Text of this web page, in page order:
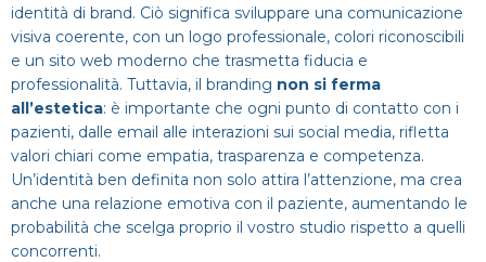
identità di brand. Ciò significa sviluppare una comunicazione
visiva coerente, con un logo professionale, colori riconoscibili
e un sito web moderno che trasmetta fiducia e
professionalità. Tuttavia, il branding non si ferma
all’estetica: è importante che ogni punto di contatto con i
pazienti, dalle email alle interazioni sui social media, rifletta
valori chiari come empatia, trasparenza e competenza.
Un’identità ben definita non solo attira l’attenzione, ma crea
anche una relazione emotiva con il paziente, aumentando le
probabilità che scelga proprio il vostro studio rispetto a quelli
concorrenti.